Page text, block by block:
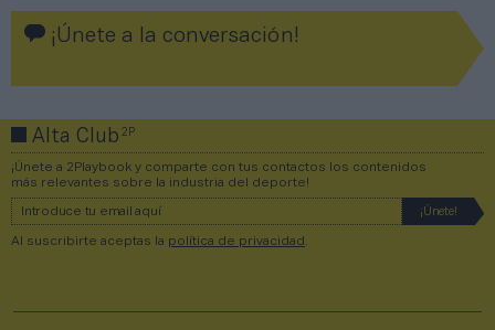
¡Únete a la conversación!
Alta Club2P
¡Únete a 2Playbook y comparte con tus contactos los contenidos
más relevantes sobre la industria del deporte!
Al suscribirte aceptas la política de privacidad .